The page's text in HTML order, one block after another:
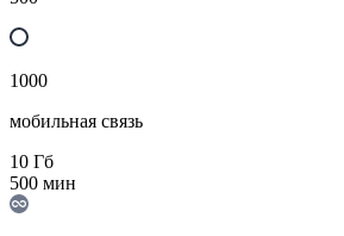
1000
мобильная связь
10 Гб
500 мин